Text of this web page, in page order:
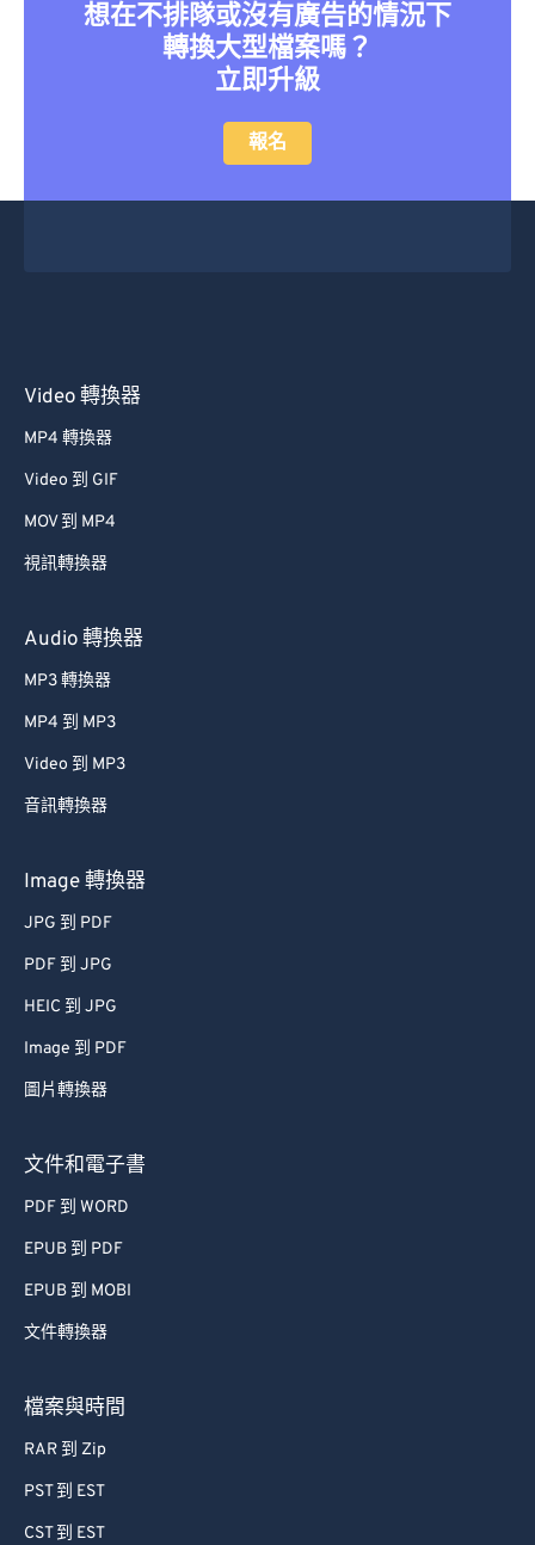
想在不排隊或沒有廣告的情況下
轉換大型檔案嗎？
立即升級
報名
Video 轉換器
MP4 轉換器
Video 到 GIF
MOV 到 MP4
視訊轉換器
Audio 轉換器
MP3 轉換器
MP4 到 MP3
Video 到 MP3
音訊轉換器
Image 轉換器
JPG 到 PDF
PDF 到 JPG
HEIC 到 JPG
Image 到 PDF
圖片轉換器
文件和電子書
PDF 到 WORD
EPUB 到 PDF
EPUB 到 MOBI
文件轉換器
檔案與時間
RAR 到 Zip
PST 到 EST
CST 到 EST